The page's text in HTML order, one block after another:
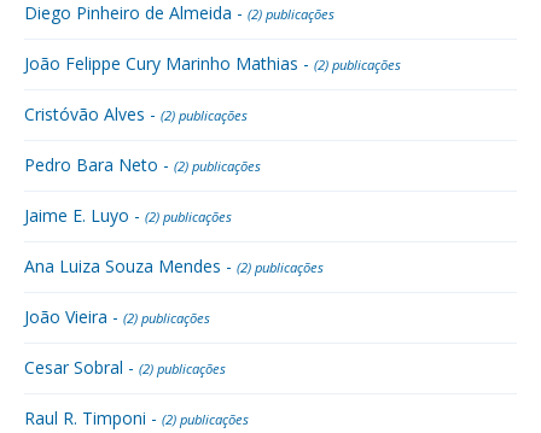
Diego Pinheiro de Almeida - (2) publicações
João Felippe Cury Marinho Mathias - (2) publicações
Cristóvão Alves - (2) publicações
Pedro Bara Neto - (2) publicações
Jaime E. Luyo - (2) publicações
Ana Luiza Souza Mendes - (2) publicações
João Vieira - (2) publicações
Cesar Sobral - (2) publicações
Raul R. Timponi - (2) publicações